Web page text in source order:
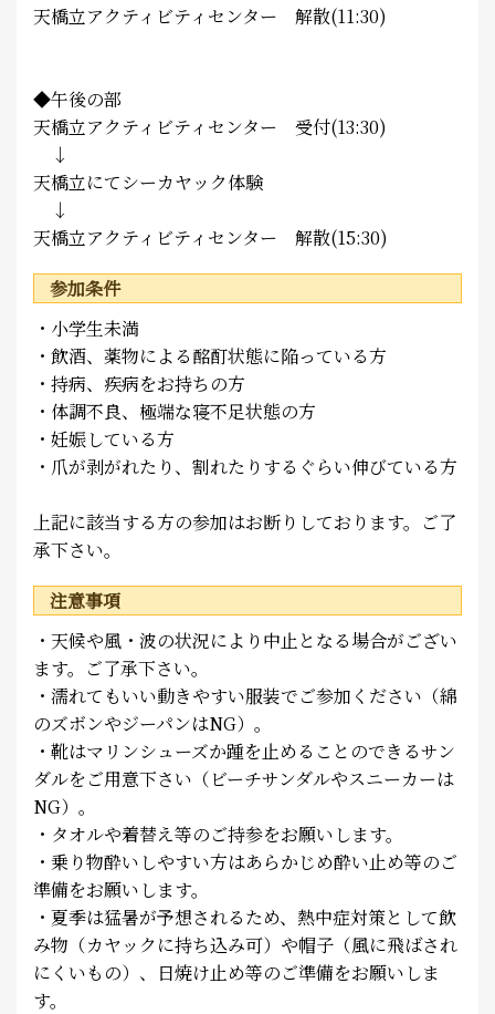
天橋立アクティビティセンター 解散(11:30)
◆午後の部
天橋立アクティビティセンター 受付(13:30)
↓
天橋立にてシーカヤック体験
↓
天橋立アクティビティセンター 解散(15:30)
参加条件
・小学生未満
・飲酒、薬物による酩酊状態に陥っている方
・持病、疾病をお持ちの方
・体調不良、極端な寝不足状態の方
・妊娠している方
・爪が剥がれたり、割れたりするぐらい伸びている方
上記に該当する方の参加はお断りしております。ご了
承下さい。
注意事項
・天候や風・波の状況により中止となる場合がござい
ます。ご了承下さい。
・濡れてもいい動きやすい服装でご参加ください（綿
のズボンやジーパンはNG）。
・靴はマリンシューズか踵を止めることのできるサン
ダルをご用意下さい（ビーチサンダルやスニーカーは
NG）。
・タオルや着替え等のご持参をお願いします。
・乗り物酔いしやすい方はあらかじめ酔い止め等のご
準備をお願いします。
・夏季は猛暑が予想されるため、熱中症対策として飲
み物（カヤックに持ち込み可）や帽子（風に飛ばされ
にくいもの）、日焼け止め等のご準備をお願いしま
す。